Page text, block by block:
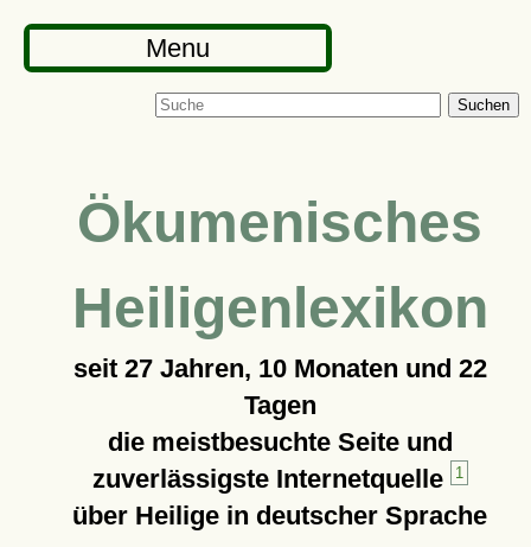
Menu
Suchen
Ökumenisches
Heiligenlexikon
seit 27 Jahren, 10 Monaten und 22
Tagen
die meistbesuchte Seite und
zuverlässigste Internetquelle
1
über Heilige in deutscher Sprache